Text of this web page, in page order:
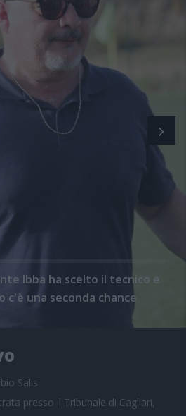
Ibba ha scelto il tecnico e
c'è una seconda chance
Salis
presso il Tribunale di Cagliari,